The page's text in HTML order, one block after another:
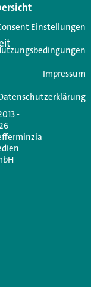
Alles, was
nur einem
-
Einstellungen
Impressum